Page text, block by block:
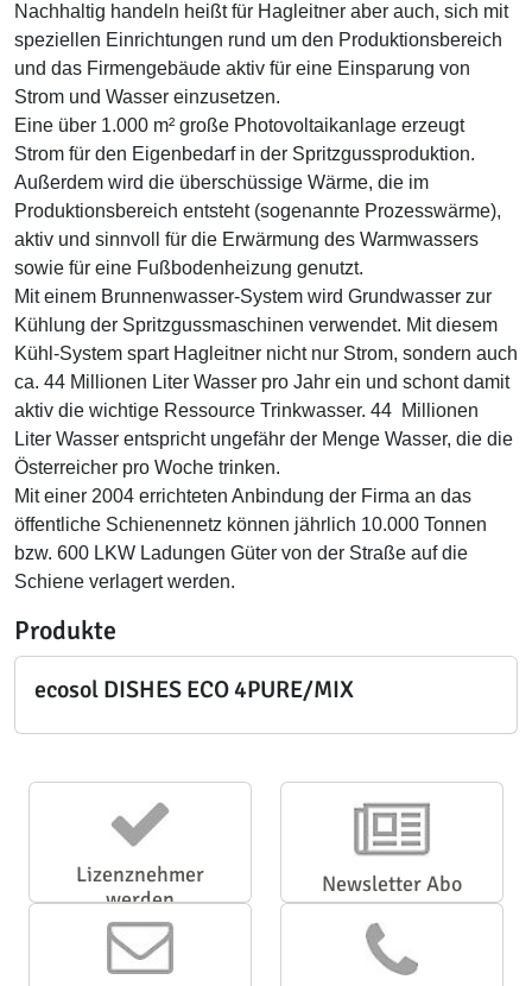
Nachhaltig handeln heißt für Hagleitner aber auch, sich mit
speziellen Einrichtungen rund um den Produktionsbereich
und das Firmengebäude aktiv für eine Einsparung von
Strom und Wasser einzusetzen.
Eine über 1.000 m² große Photovoltaikanlage erzeugt
Strom für den Eigenbedarf in der Spritzgussproduktion.
Außerdem wird die überschüssige Wärme, die im
Produktionsbereich entsteht (sogenannte Prozesswärme),
aktiv und sinnvoll für die Erwärmung des Warmwassers
sowie für eine Fußbodenheizung genutzt.
Mit einem Brunnenwasser-System wird Grundwasser zur
Kühlung der Spritzgussmaschinen verwendet. Mit diesem
Kühl-System spart Hagleitner nicht nur Strom, sondern auch
ca. 44 Millionen Liter Wasser pro Jahr ein und schont damit
aktiv die wichtige Ressource Trinkwasser. 44 Millionen
Liter Wasser entspricht ungefähr der Menge Wasser, die die
Österreicher pro Woche trinken.
Mit einer 2004 errichteten Anbindung der Firma an das
öffentliche Schienennetz können jährlich 10.000 Tonnen
bzw. 600 LKW Ladungen Güter von der Straße auf die
Schiene verlagert werden.
Produkte
ecosol DISHES ECO 4PURE/MIX
Lizenznehmer
werden
Newsletter Abo